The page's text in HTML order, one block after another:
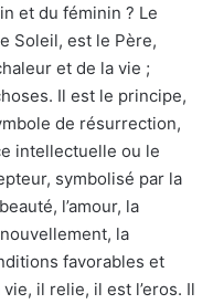
et du féminin ? Le
Soleil, est le Père,
et de la vie ;
Il est le principe,
de résurrection,
intellectuelle ou le
symbolisé par la
l’amour, la
la
favorables et
il relie, il est l’eros. Il